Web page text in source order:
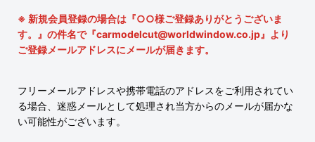
※ 新規会員登録の場合は『○○様ご登録ありがとうございま
す。』の件名で『carmodelcut@worldwindow.co.jp』より
ご登録メールアドレスにメールが届きます。
フリーメールアドレスや携帯電話のアドレスをご利用されてい
る場合、迷惑メールとして処理され当方からのメールが届かな
い可能性がございます。